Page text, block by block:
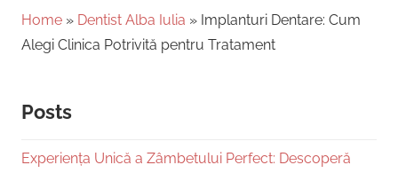
Home » Dentist Alba Iulia » Implanturi Dentare: Cum
Alegi Clinica Potrivită pentru Tratament
Posts
Experiența Unică a Zâmbetului Perfect: Descoperă